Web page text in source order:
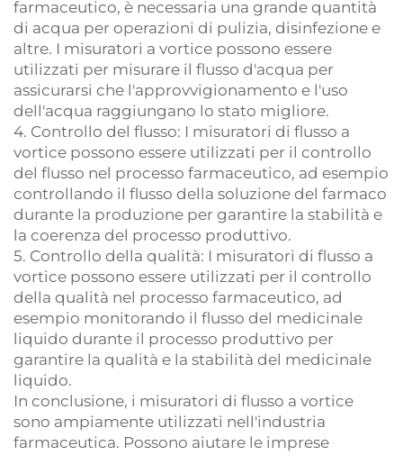
farmaceutico, è necessaria una grande quantità
di acqua per operazioni di pulizia, disinfezione e
altre. I misuratori a vortice possono essere
utilizzati per misurare il flusso d'acqua per
assicurarsi che l'approvvigionamento e l'uso
dell'acqua raggiungano lo stato migliore.
4. Controllo del flusso: I misuratori di flusso a
vortice possono essere utilizzati per il controllo
del flusso nel processo farmaceutico, ad esempio
controllando il flusso della soluzione del farmaco
durante la produzione per garantire la stabilità e
la coerenza del processo produttivo.
5. Controllo della qualità: I misuratori di flusso a
vortice possono essere utilizzati per il controllo
della qualità nel processo farmaceutico, ad
esempio monitorando il flusso del medicinale
liquido durante il processo produttivo per
garantire la qualità e la stabilità del medicinale
liquido.
In conclusione, i misuratori di flusso a vortice
sono ampiamente utilizzati nell'industria
farmaceutica. Possono aiutare le imprese